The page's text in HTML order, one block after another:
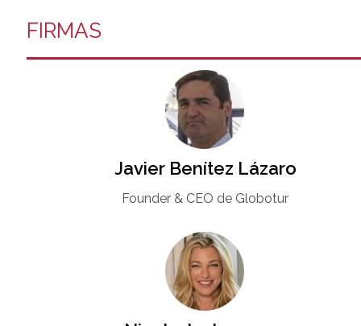
FIRMAS
Javier Benítez Lázaro
Founder & CEO de Globotur​